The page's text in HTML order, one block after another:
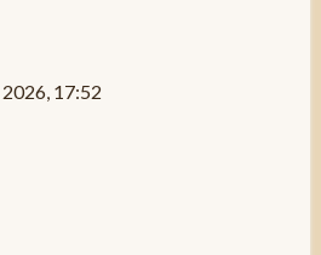
17:52